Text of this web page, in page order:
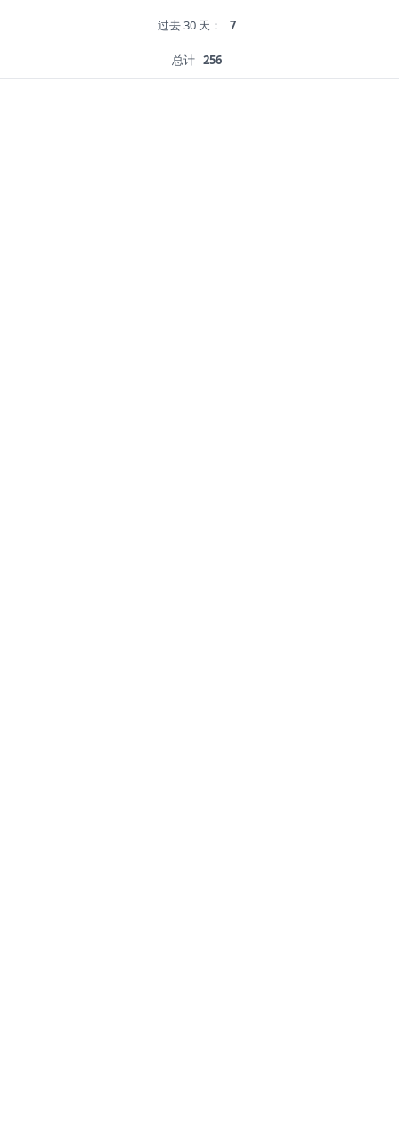
过去 30 天： 7
总计 256